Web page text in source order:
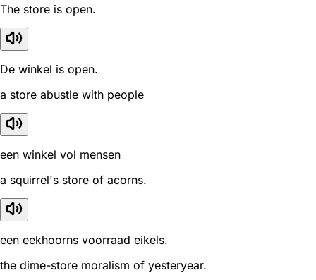
The store is open.
De winkel is open.
a store abustle with people
een winkel vol mensen
a squirrel's store of acorns.
een eekhoorns voorraad eikels.
the dime-store moralism of yesteryear.